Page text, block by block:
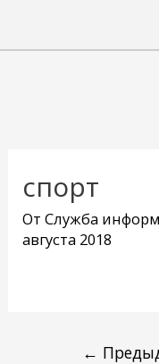
спорт
ОтСлужба
августа 2018
записям
←